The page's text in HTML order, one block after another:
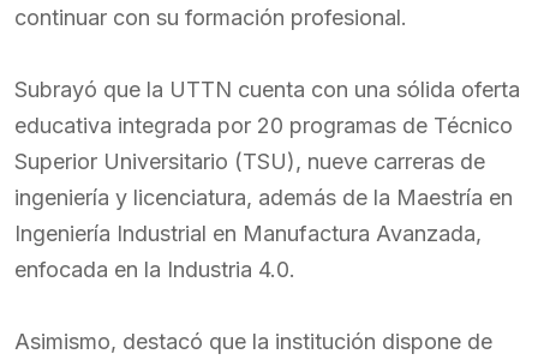
continuar con su formación profesional.
Subrayó que la UTTN cuenta con una sólida oferta
educativa integrada por 20 programas de Técnico
Superior Universitario (TSU), nueve carreras de
ingeniería y licenciatura, además de la Maestría en
Ingeniería Industrial en Manufactura Avanzada,
enfocada en la Industria 4.0.
Asimismo, destacó que la institución dispone de